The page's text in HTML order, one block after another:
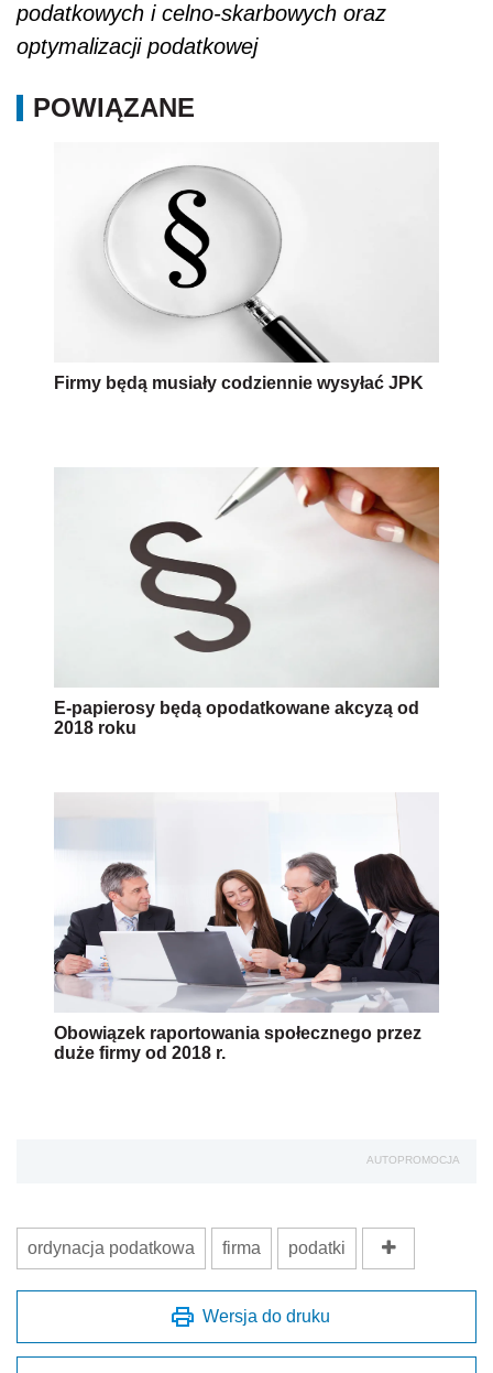
podatkowych i celno-skarbowych oraz
optymalizacji podatkowej
POWIĄZANE
Firmy będą musiały codziennie wysyłać JPK
E-papierosy będą opodatkowane akcyzą od
2018 roku
Obowiązek raportowania społecznego przez
duże firmy od 2018 r.
AUTOPROMOCJA
ordynacja podatkowa firma podatki
Wersja do druku